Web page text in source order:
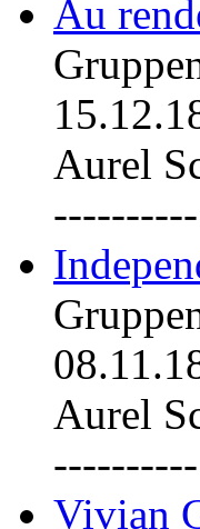
Au
Aurel
----------
Aurel
----------
Vivian